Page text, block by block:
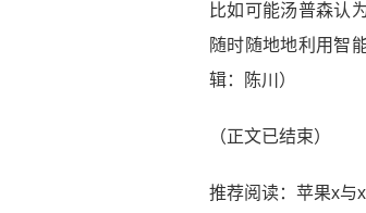
比如可能汤普森认
随时随地地利用智
辑：陈川）
（正文已结束）
推荐阅读： 苹果x与